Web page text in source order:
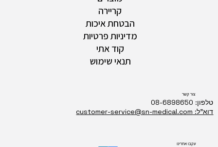
קריירה
הבטחת איכות
מדיניות פרטיות
קוד אתי
תנאי שימוש
עקבו אחרינו
צור קשר
טלפון: 08-6898650
דוא"ל: customer-service@sn-medical.com